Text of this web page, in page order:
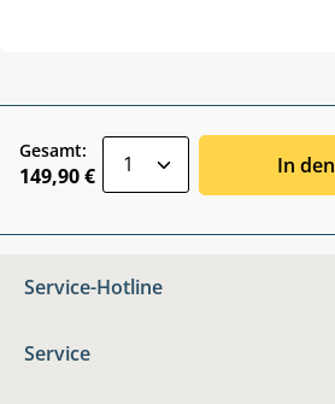
Gesamt:
149,90 € In
Service-Hotline
Service